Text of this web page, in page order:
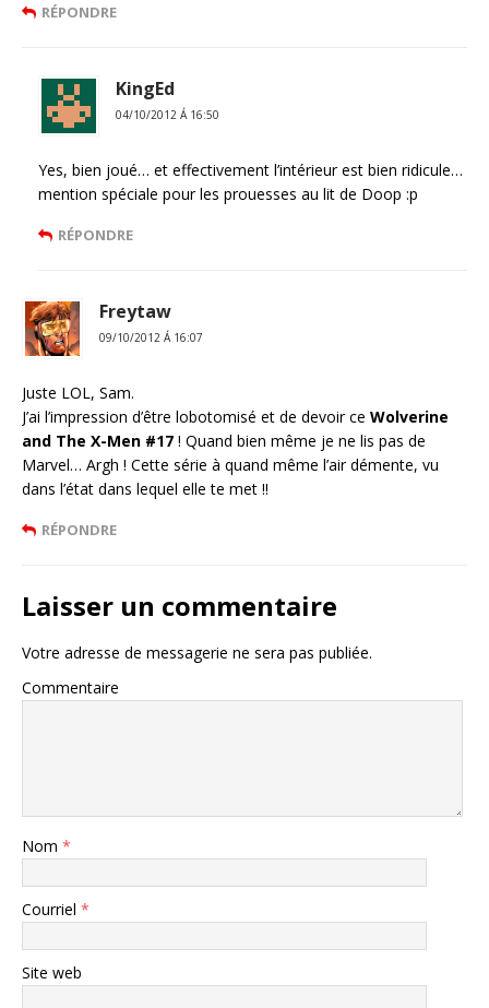
RÉPONDRE
KingEd
04/10/2012 Á 16:50
Yes, bien joué… et effectivement l’intérieur est bien ridicule…
mention spéciale pour les prouesses au lit de Doop :p
RÉPONDRE
Freytaw
09/10/2012 Á 16:07
Juste LOL, Sam.
J’ai l’impression d’être lobotomisé et de devoir ce Wolverine
and The X-Men #17 ! Quand bien même je ne lis pas de
Marvel… Argh ! Cette série à quand même l’air démente, vu
dans l’état dans lequel elle te met !!
RÉPONDRE
Laisser un commentaire
Votre adresse de messagerie ne sera pas publiée.
Commentaire
Nom *
Courriel *
Site web